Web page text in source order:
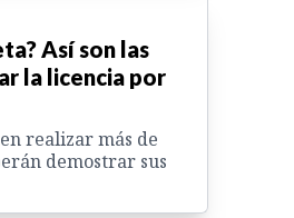
Así son las
la licencia por
realizar más de
demostrar sus